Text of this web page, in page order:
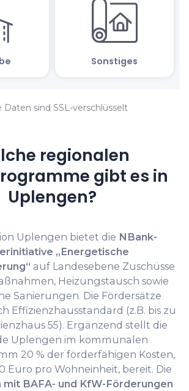
Daten sind SSL-verschlüsselt
regionalen
gibt es in
Uplengen?
Uplengen bietet die NBank-
„Energetische
auf Landesebene Zuschüsse
Heizungstausch sowie
Sanierungen. Die Fördersätze
Effizienzhausstandard (z.B. bis zu
55). Ergänzend stellt die
Uplengen im kommunalen
20 % der förderfähigen Kosten,
Euro pro Wohneinheit, bereit. Die
mit BAFA- und KfW-Förderungen